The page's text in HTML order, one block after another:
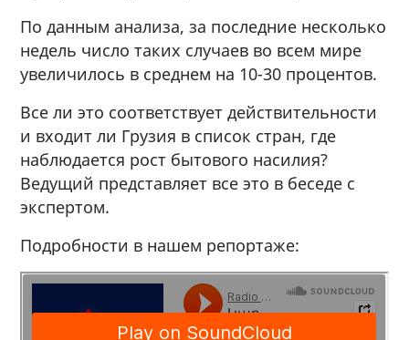
По данным анализа, за последние несколько
недель число таких случаев во всем мире
увеличилось в среднем на 10-30 процентов.
Все ли это соответствует действительности
и входит ли Грузия в список стран, где
наблюдается рост бытового насилия?
Ведущий представляет все это в беседе с
экспертом.
Подробности в нашем репортаже: